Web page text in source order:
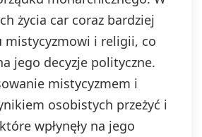
życia car coraz bardziej
mistycyzmowi i religii, co
jego decyzje polityczne.
mistycyzmem i
osobistych przeżyć i
wpłynęły na jego